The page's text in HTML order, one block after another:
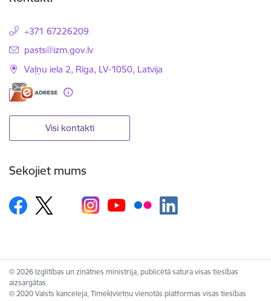
+371 67226209
E-pasts:
pasts@izm.gov.lv
Vaļņu iela 2, Rīga, LV-1050, Latvija
Visi kontakti
Sekojiet mums
© 2026 Izglītības un zinātnes ministrija, publicētā satura visas tiesības
aizsargātas.
© 2020 Valsts kanceleja, Tīmekļvietņu vienotās platformas visas tiesības